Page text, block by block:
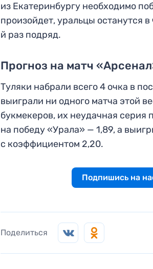
из Екатеринбургу необходимо
произойдет, уральцы останутся
й раз подряд.
Прогноз на матч
Туляки набрали всего 4 очка в
выиграли ни одного матча этой
букмекеров, их неудачная
на победу «Урала» — 1,89, а
с коэффициентом 2,20.
Подпишись на
Поделиться